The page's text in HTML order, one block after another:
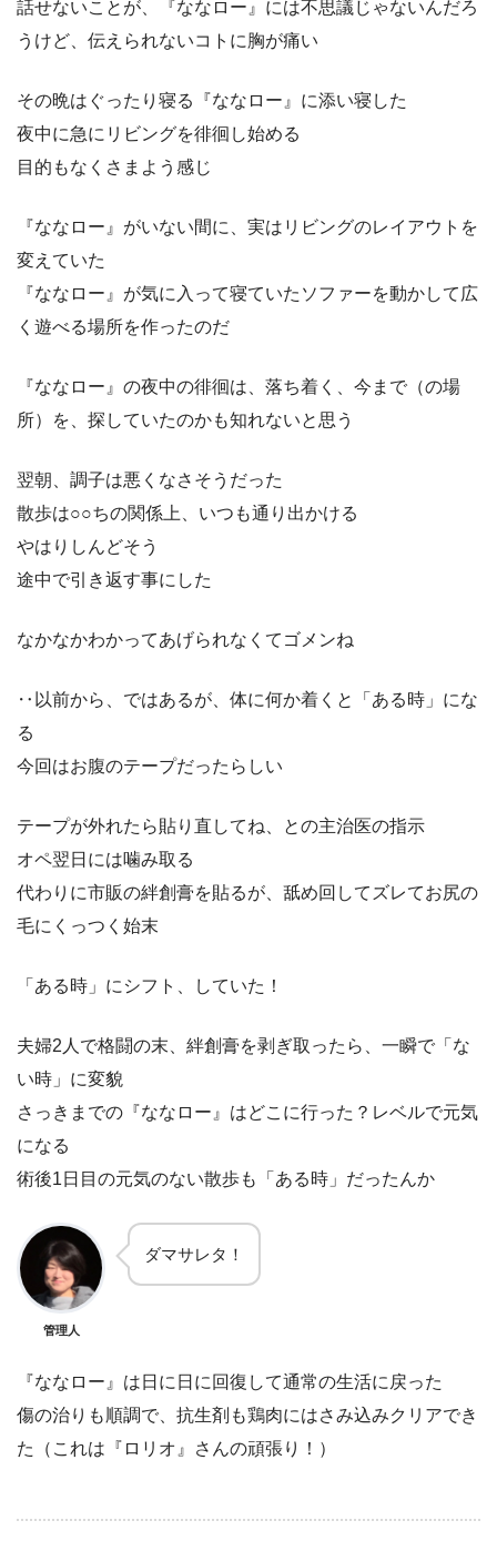
話せないことが、『ななロー』には不思議じゃないんだろ
うけど、伝えられないコトに胸が痛い
その晩はぐったり寝る『ななロー』に添い寝した
夜中に急にリビングを徘徊し始める
目的もなくさまよう感じ
『ななロー』がいない間に、実はリビングのレイアウトを
変えていた
『ななロー』が気に入って寝ていたソファーを動かして広
く遊べる場所を作ったのだ
『ななロー』の夜中の徘徊は、落ち着く、今まで（の場
所）を、探していたのかも知れないと思う
翌朝、調子は悪くなさそうだった
散歩は○○ちの関係上、いつも通り出かける
やはりしんどそう
途中で引き返す事にした
なかなかわかってあげられなくてゴメンね
‥以前から、ではあるが、体に何か着くと「ある時」にな
る
今回はお腹のテープだったらしい
テープが外れたら貼り直してね、との主治医の指示
オペ翌日には噛み取る
代わりに市販の絆創膏を貼るが、舐め回してズレてお尻の
毛にくっつく始末
「ある時」にシフト、していた！
夫婦2人で格闘の末、絆創膏を剥ぎ取ったら、一瞬で「な
い時」に変貌
さっきまでの『ななロー』はどこに行った？レベルで元気
になる
術後1日目の元気のない散歩も「ある時」だったんか
管理人
ダマサレタ！
『ななロー』は日に日に回復して通常の生活に戻った
傷の治りも順調で、抗生剤も鶏肉にはさみ込みクリアでき
た（これは『ロリオ』さんの頑張り！）